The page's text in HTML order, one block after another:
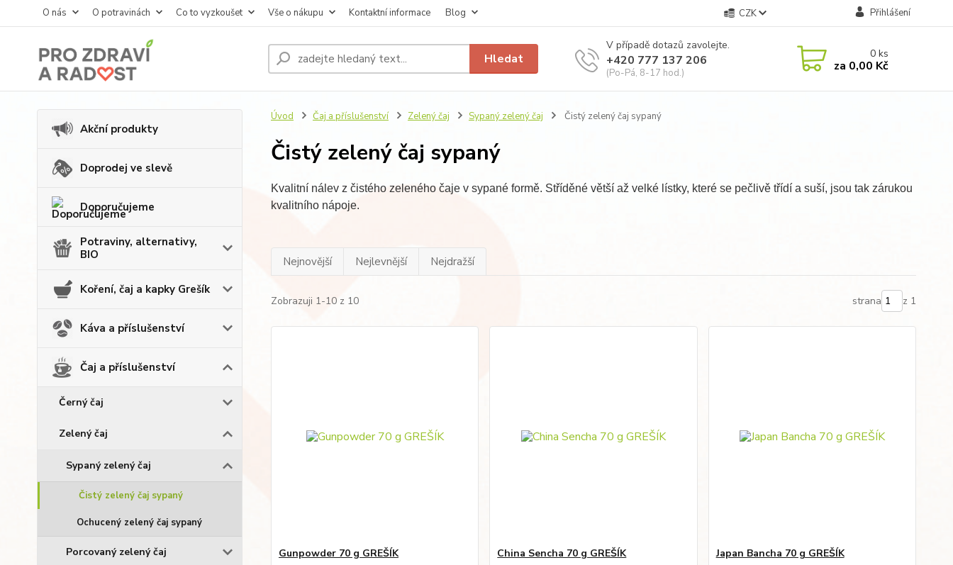
O nás O potravinách Co to vyzkoušet Vše o nákupu Kontaktní informace Blog CZK Přihlášení
Hledat
V případě dotazů zavolejte.
+420 777 137 206
(Po-Pá, 8-17 hod.)
0ks
za 0,00 Kč
Akční produkty
Doprodej ve slevě
Doporučujeme
Potraviny, alternativy,
BIO
Koření, čaj a kapky Grešík
Káva a příslušenství
Čaj a příslušenství
Černý čaj
Zelený čaj
Sypaný zelený čaj
Čistý zelený čaj sypaný
Ochucený zelený čaj sypaný
Porcovaný zelený čaj
Úvod Čaj a příslušenství Zelený čaj Sypaný zelený čaj Čistý zelený čaj sypaný
Čistý zelený čaj sypaný
Kvalitní nálev z čistého zeleného čaje v sypané formě. Stříděné větší až velké lístky, které se pečlivě třídí a suší, jsou tak zárukou
kvalitního nápoje.
Nejnovější Nejlevnější Nejdražší
Zobrazuji 1-10 z 10 strana z 1
Gunpowder 70 g GREŠÍK
China Sencha 70 g GREŠÍK
Japan Bancha 70 g GREŠÍK